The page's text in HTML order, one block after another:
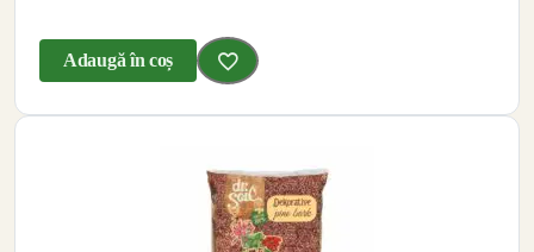
Adaugă în coș